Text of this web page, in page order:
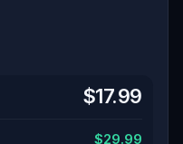
the ghost tour
before they strike
$17.99
$29.99